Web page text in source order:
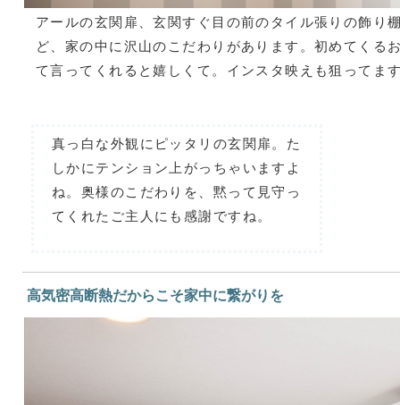
アールの玄関扉、玄関すぐ目の前のタイル張りの飾り
ど、家の中に沢山のこだわりがあります。初めてくる
て言ってくれると嬉しくて。インスタ映えも狙ってま
真っ白な外観にピッタリの玄関扉。た
しかにテンション上がっちゃいますよ
ね。奥様のこだわりを、黙って見守っ
てくれたご主人にも感謝ですね。
高気密高断熱だからこそ家中に繋がりを